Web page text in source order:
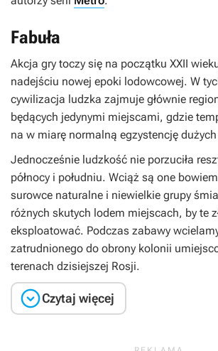
Fabuła
Akcja gry toczy się na początku XXII
nadejściu nowej epoki lodowcowej. W
cywilizacja ludzka zajmuje głównie
będących jedynymi miejscami, gdzie
na w miarę normalną egzystencję
Jednocześnie ludzkość nie porzuciła
północy i południu. Wciąż są one
surowce naturalne i niewielkie grupy
różnych skutych lodem miejscach, by te
eksploatować. Podczas zabawy
zatrudnionego do obrony kolonii
terenach dzisiejszej Rosji.
Czytaj więcej